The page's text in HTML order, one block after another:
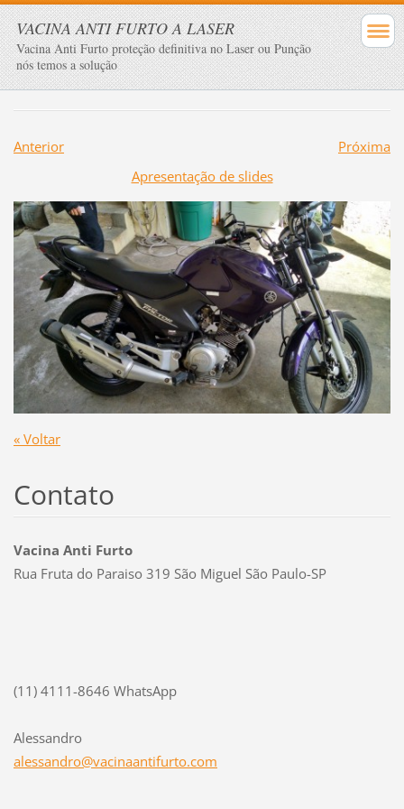
VACINA ANTI FURTO A LASER
Vacina Anti Furto proteção definitiva no Laser ou Punção
nós temos a solução
Anterior
Próxima
Apresentação de slides
« Voltar
Contato
Vacina Anti Furto
Rua Fruta do Paraiso 319 São Miguel São Paulo-SP
(11) 4111-8646 WhatsApp
Alessandro
alessandro@vacinaantifurto.com